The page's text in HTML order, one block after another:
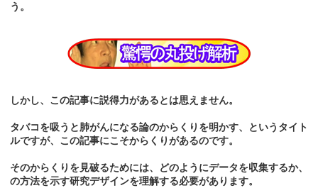
う。
しかし、この記事に説得力があるとは思えません。
タバコを吸うと肺がんになる論のからくりを明かす、というタイト
ルですが、この記事にこそからくりがあるのです。
そのからくりを見破るためには、どのようにデータを収集するか、
の方法を示す研究デザインを理解する必要があります。